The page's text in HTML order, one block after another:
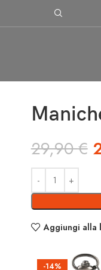
29,90€
Aggiungi alla
-14%